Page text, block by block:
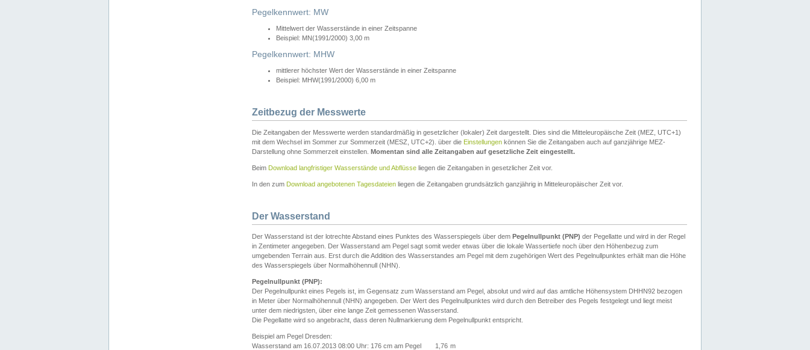
Pegelkennwert: MW
Mittelwert der Wasserstände in einer Zeitspanne
Beispiel: MN(1991/2000) 3,00 m
Pegelkennwert: MHW
mittlerer höchster Wert der Wasserstände in einer Zeitspanne
Beispiel: MHW(1991/2000) 6,00 m
Zeitbezug der Messwerte
Die Zeitangaben der Messwerte werden standardmäßig in gesetzlicher (lokaler) Zeit dargestellt. Dies sind die Mitteleuropäische Zeit (MEZ, UTC+1)
mit dem Wechsel im Sommer zur Sommerzeit (MESZ, UTC+2). über die Einstellungen können Sie die Zeitangaben auch auf ganzjährige MEZ-
Darstellung ohne Sommerzeit einstellen. Momentan sind alle Zeitangaben auf gesetzliche Zeit eingestellt.
Beim Download langfristiger Wasserstände und Abflüsse liegen die Zeitangaben in gesetzlicher Zeit vor.
In den zum Download angebotenen Tagesdateien liegen die Zeitangaben grundsätzlich ganzjährig in Mitteleuropäischer Zeit vor.
Der Wasserstand
Der Wasserstand ist der lotrechte Abstand eines Punktes des Wasserspiegels über dem Pegelnullpunkt (PNP) der Pegellatte und wird in der Regel
in Zentimeter angegeben. Der Wasserstand am Pegel sagt somit weder etwas über die lokale Wassertiefe noch über den Höhenbezug zum
umgebenden Terrain aus. Erst durch die Addition des Wasserstandes am Pegel mit dem zugehörigen Wert des Pegelnullpunktes erhält man die Höhe
des Wasserspiegels über Normalhöhennull (NHN).
Pegelnullpunkt (PNP):
Der Pegelnullpunkt eines Pegels ist, im Gegensatz zum Wasserstand am Pegel, absolut und wird auf das amtliche Höhensystem DHHN92 bezogen
in Meter über Normalhöhennull (NHN) angegeben. Der Wert des Pegelnullpunktes wird durch den Betreiber des Pegels festgelegt und liegt meist
unter dem niedrigsten, über eine lange Zeit gemessenen Wasserstand.
Die Pegellatte wird so angebracht, dass deren Nullmarkierung dem Pegelnullpunkt entspricht.
Beispiel am Pegel Dresden:
Wasserstand am 16.07.2013 08:00 Uhr: 176 cm am Pegel
1,76 m